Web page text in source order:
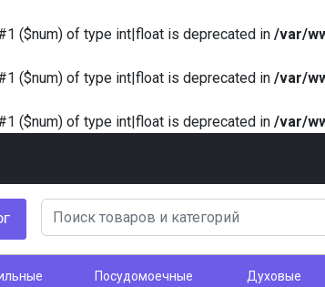
($num) of type int|float is deprecated in /var/
($num) of type int|float is deprecated in /var/
($num) of type int|float is deprecated in /var/
Посудомоечные
Духовые